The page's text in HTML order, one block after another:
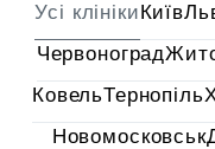
Усі клінікиКиїв
Червоноград
КовельТернопіль
Новомосковськ